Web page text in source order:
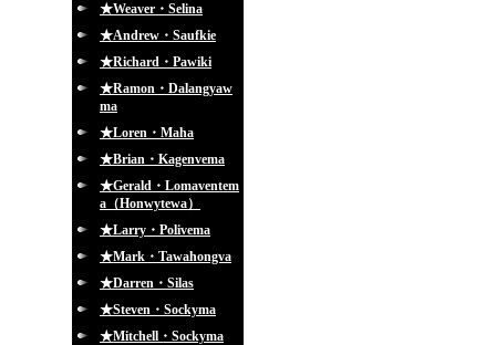
★Weaver・Selina
★Andrew・Saufkie
★Richard・Pawiki
★Ramon・Dalangyaw
ma
★Loren・Maha
★Brian・Kagenvema
★Gerald・Lomaventem
a（Honwytewa）
★Larry・Polivema
★Mark・Tawahongva
★Darren・Silas
★Steven・Sockyma
★Mitchell・Sockyma